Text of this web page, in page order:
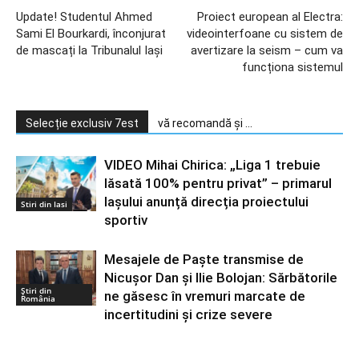
Update! Studentul Ahmed
Sami El Bourkardi, înconjurat
de mascați la Tribunalul Iași
Proiect european al Electra:
videointerfoane cu sistem de
avertizare la seism – cum va
funcționa sistemul
Selecție exclusiv 7est vă recomandă și ...
Stiri din Iasi
VIDEO Mihai Chirica: „Liga 1 trebuie
lăsată 100% pentru privat” – primarul
Iașului anunță direcția proiectului
sportiv
Știri din
România
Mesajele de Paște transmise de
Nicușor Dan și Ilie Bolojan: Sărbătorile
ne găsesc în vremuri marcate de
incertitudini și crize severe